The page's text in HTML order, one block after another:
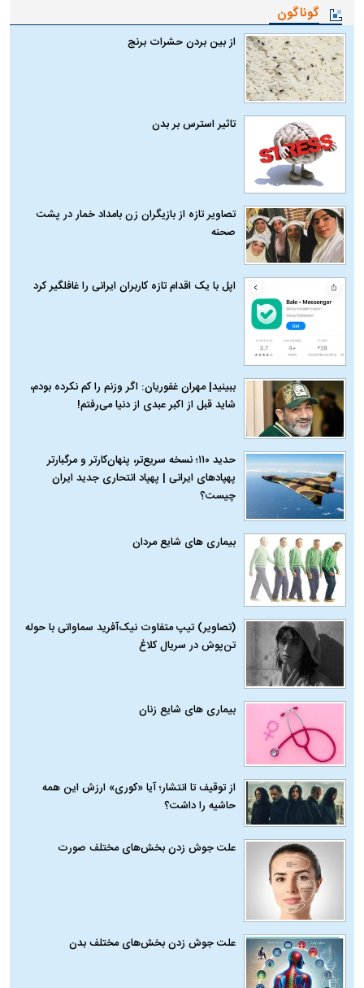
گوناگون
از بین بردن حشرات برنج
تاثیر استرس بر بدن
تصاویر تازه از بازیگران زن بامداد خمار در پشت
صحنه
اپل با یک اقدام تازه کاربران ایرانی را غافلگیر کرد
ببینید| مهران غفوریان: اگر وزنم را کم نکرده بودم،
شاید قبل از اکبر عبدی از دنیا می‌رفتم!
حدید ۱۱۰؛ نسخه سریع‌تر، پنهان‌کارتر و مرگبارتر
پهپادهای ایرانی | پهپاد انتحاری جدید ایران
چیست؟
بیماری‌ های شایع مردان
(تصاویر) تیپ متفاوت نیک‌آفرید سماواتی با حوله
تن‌پوش در سریال کلاغ
بیماری‌ های شایع زنان
از توقیف تا انتشار؛ آیا «کوری» ارزش این همه
حاشیه را داشت؟
علت جوش زدن بخش‌های مختلف صورت
علت جوش زدن بخش‌های مختلف بدن